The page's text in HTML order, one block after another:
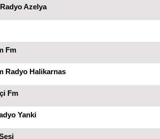
Azelya
Fm
Radyo Halikarnas
Fm
Yanki